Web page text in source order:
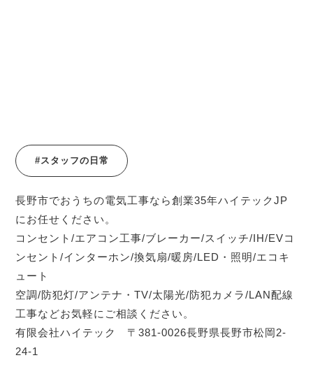
#スタッフの日常
長野市でおうちの電気工事なら創業35年ハイテックJP
にお任せください。
コンセント/エアコン工事/ブレーカー/スイッチ/IH/EVコ
ンセント/インターホン/換気扇/暖房/LED・照明/エコキ
ュート
空調/防犯灯/アンテナ・TV/太陽光/防犯カメラ/LAN配線
工事などお気軽にご相談ください。
有限会社ハイテック 〒381-0026長野県長野市松岡2-
24-1